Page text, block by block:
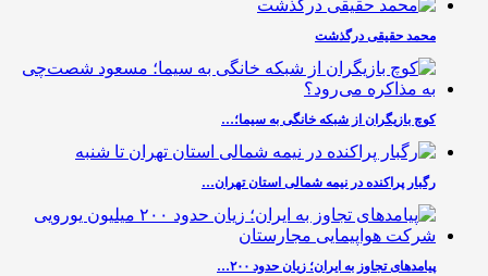
محمد حقیقی درگذشت
کوچ بازیگران از شبکه خانگی به سیما؛…
رگبار پراکنده در نیمه شمالی استان تهران…
پیامدهای تجاوز به ایران؛ زیان حدود ۲۰۰…